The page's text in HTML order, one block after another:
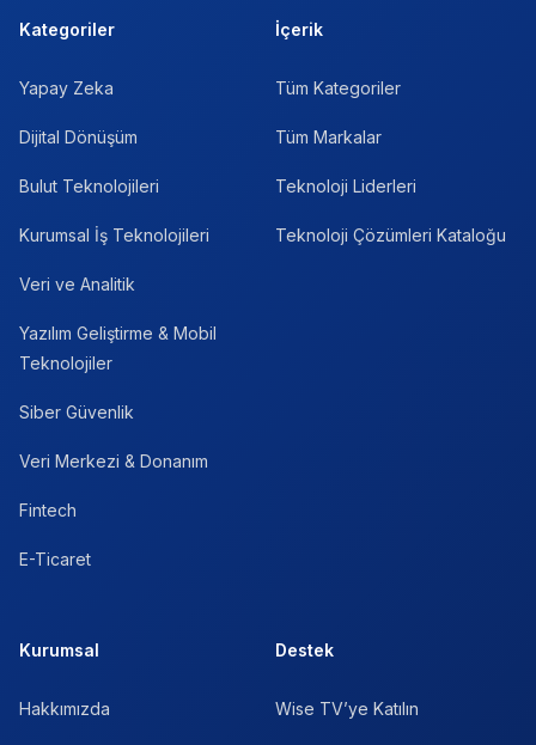
Kategoriler
Yapay Zeka
Dijital Dönüşüm
Bulut Teknolojileri
Kurumsal İş Teknolojileri
Veri ve Analitik
Yazılım Geliştirme & Mobil
Teknolojiler
Siber Güvenlik
Veri Merkezi & Donanım
Fintech
E-Ticaret
İçerik
Tüm Kategoriler
Tüm Markalar
Teknoloji Liderleri
Teknoloji Çözümleri Kataloğu
Kurumsal
Hakkımızda
Destek
Wise TV’ye Katılın